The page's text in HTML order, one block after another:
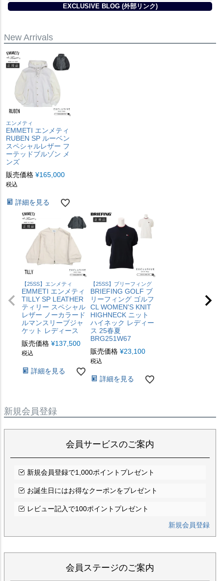
EXCLUSIVE BLOG (外部リンク)
New Arrivals
エンメティ
EMMETI エンメティ
RUBEN SP ルーベン
スペシャルレザー フ
ーテッドブルゾン メ
ンズ
販売価格 ¥165,000
税込
詳細を見る
【25SS】エンメティ
EMMETI エンメティ
TILLY SP LEATHER
ティリー スペシャル
レザー ノーカラード
ルマンスリーブジャ
ケット レディース
販売価格 ¥137,500
税込
詳細を見る
【25SS】ブリーフィング
BRIEFING GOLF ブ
リーフィング ゴルフ
CL WOMEN'S KNIT
HIGHNECK ニット
ハイネック レディー
ス 25春夏
BRG251W67
販売価格 ¥23,100
税込
詳細を見る
新規会員登録
会員サービスのご案内
新規会員登録で1,000ポイントプレゼント
お誕生日にはお得なクーポンをプレゼント
レビュー記入で100ポイントプレゼント
新規会員登録
会員ステージのご案内